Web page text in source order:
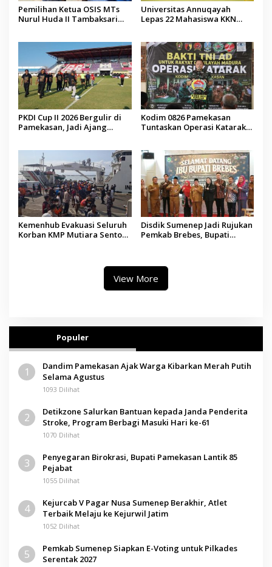
Pemilihan Ketua OSIS MTs
Nurul Huda II Tambaksari
Universitas Annuqayah
Lepas 22 Mahasiswa KKN
PKDI Cup II 2026 Bergulir di
Pamekasan, Jadi Ajang
Kodim 0826 Pamekasan
Tuntaskan Operasi Katarak
Kemenhub Evakuasi Seluruh
Korban KMP Mutiara Sentosa
Disdik Sumenep Jadi Rujukan
Pemkab Brebes, Bupati
View More
Populer
1
Dandim Pamekasan Ajak Warga Kibarkan Merah Putih
Selama Agustus
1093 Dilihat
2
Detikzone Salurkan Bantuan kepada Janda Penderita
Stroke, Program Berbagi Masuki Hari ke-61
1070 Dilihat
3
Penyegaran Birokrasi, Bupati Pamekasan Lantik 85
Pejabat
1055 Dilihat
4
Kejurcab V Pagar Nusa Sumenep Berakhir, Atlet
Terbaik Melaju ke Kejurwil Jatim
1052 Dilihat
5
Pemkab Sumenep Siapkan E-Voting untuk Pilkades
Serentak 2027